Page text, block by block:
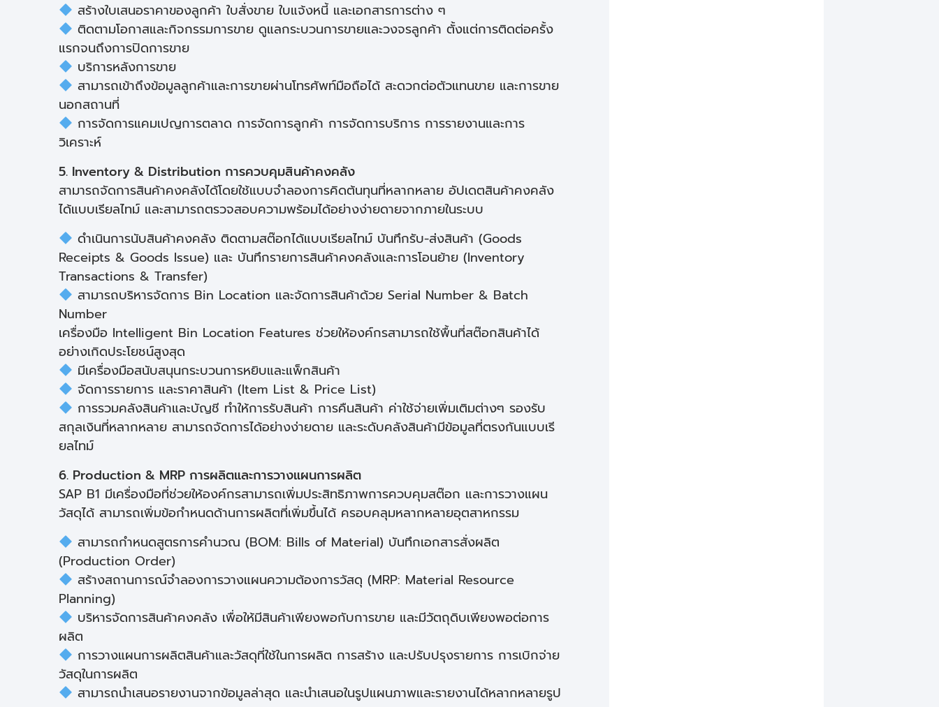
สร้างใบเสนอราคาของลูกค้า ใบสั่งขาย ใบแจ้งหนี้ และเอกสารการต่าง ๆ
ติดตามโอกาสและกิจกรรมการขาย ดูแลกระบวนการขายและวงจรลูกค้า ตั้งแต่การติดต่อครั้ง
แรกจนถึงการปิดการขาย
บริการหลังการขาย
สามารถเข้าถึงข้อมูลลูกค้าและการขายผ่านโทรศัพท์มือถือได้ สะดวกต่อตัวแทนขาย และการขาย
นอกสถานที่
การจัดการแคมเปญการตลาด การจัดการลูกค้า การจัดการบริการ การรายงานและการ
วิเคราะห์
5. Inventory & Distribution การควบคุมสินค้าคงคลัง
สามารถจัดการสินค้าคงคลังได้โดยใช้แบบจำลองการคิดต้นทุนที่หลากหลาย อัปเดตสินค้าคงคลัง
ได้แบบเรียลไทม์ และสามารถตรวจสอบความพร้อมได้อย่างง่ายดายจากภายในระบบ
ดำเนินการนับสินค้าคงคลัง ติดตามสต๊อกได้แบบเรียลไทม์ บันทึกรับ-ส่งสินค้า (Goods
Receipts & Goods Issue) และ บันทึกรายการสินค้าคงคลังและการโอนย้าย (Inventory
Transactions & Transfer)
สามารถบริหารจัดการ Bin Location และจัดการสินค้าด้วย Serial Number & Batch
Number
เครื่องมือ Intelligent Bin Location Features ช่วยให้องค์กรสามารถใช้พื้นที่สต๊อกสินค้าได้
อย่างเกิดประโยชน์สูงสุด
มีเครื่องมือสนับสนุนกระบวนการหยิบและแพ็กสินค้า
จัดการรายการ และราคาสินค้า (Item List & Price List)
การรวมคลังสินค้าและบัญชี ทำให้การรับสินค้า การคืนสินค้า ค่าใช้จ่ายเพิ่มเติมต่างๆ รองรับ
สกุลเงินที่หลากหลาย สามารถจัดการได้อย่างง่ายดาย และระดับคลังสินค้ามีข้อมูลที่ตรงกันแบบเรี
ยลไทม์
6. Production & MRP การผลิตและการวางแผนการผลิต
SAP B1 มีเครื่องมือที่ช่วยให้องค์กรสามารถเพิ่มประสิทธิภาพการควบคุมสต๊อก และการวางแผน
วัสดุได้ สามารถเพิ่มข้อกำหนดด้านการผลิตที่เพิ่มขึ้นได้ ครอบคลุมหลากหลายอุตสาหกรรม
สามารถกำหนดสูตรการคำนวณ (BOM: Bills of Material) บันทึกเอกสารสั่งผลิต
(Production Order)
สร้างสถานการณ์จำลองการวางแผนความต้องการวัสดุ (MRP: Material Resource
Planning)
บริหารจัดการสินค้าคงคลัง เพื่อให้มีสินค้าเพียงพอกับการขาย และมีวัตถุดิบเพียงพอต่อการ
ผลิต
การวางแผนการผลิตสินค้าและวัสดุที่ใช้ในการผลิต การสร้าง และปรับปรุงรายการ การเบิกจ่าย
วัสดุในการผลิต
สามารถนำเสนอรายงานจากข้อมูลล่าสุด และนำเสนอในรูปแผนภาพและรายงานได้หลากหลายรูป